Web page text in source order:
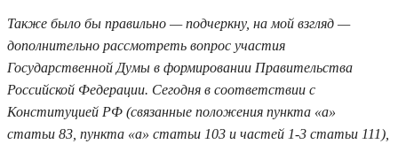
Также было бы правильно — подчеркну, на мой взгляд —
дополнительно рассмотреть вопрос участия
Государственной Думы в формировании Правительства
Российской Федерации. Сегодня в соответствии с
Конституцией РФ (связанные положения пункта «а»
статьи 83, пункта «а» статьи 103 и частей 1-3 статьи 111),